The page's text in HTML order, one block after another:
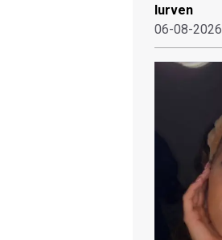
lurven
06-08-2026